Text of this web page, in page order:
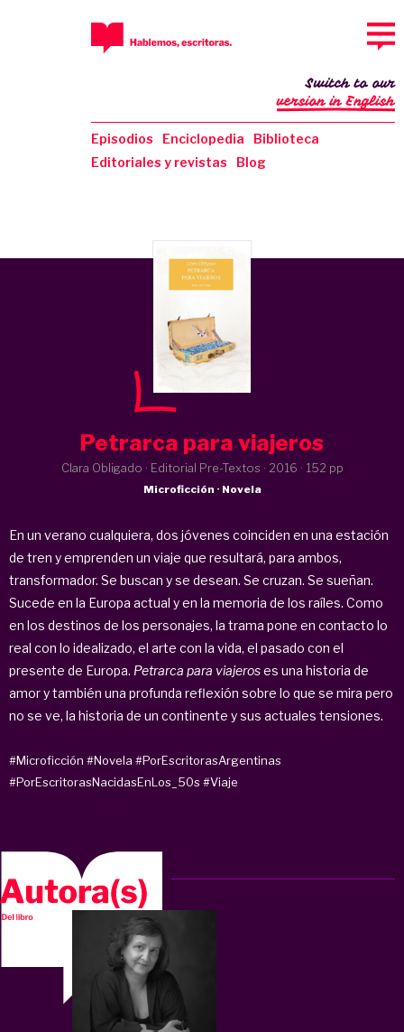
Episodios Enciclopedia
Biblioteca
Editoriales y revistas
Blog
Switch to our
version in English
Petrarca para viajeros
Clara Obligado · Editorial Pre-Textos · 2016 · 152 pp
Microficción · Novela
En un verano cualquiera, dos jóvenes coinciden en una estación
de tren y emprenden un viaje que resultará, para ambos,
transformador. Se buscan y se desean. Se cruzan. Se sueñan.
Sucede en la Europa actual y en la memoria de los raíles. Como
en los destinos de los personajes, la trama pone en contacto lo
real con lo idealizado, el arte con la vida, el pasado con el
presente de Europa. Petrarca para viajeroses una historia de
amor y también una profunda reflexión sobre lo que se mira pero
no se ve, la historia de un continente y sus actuales tensiones.
#Microficción #Novela #PorEscritorasArgentinas
#PorEscritorasNacidasEnLos_50s #Viaje